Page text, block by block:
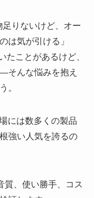
足りないけど、オー
は気が引ける」
たことがあるけど、
そんな悩みを抱え
。
には数多くの製品
強い人気を誇るの
質、使い勝手、コス